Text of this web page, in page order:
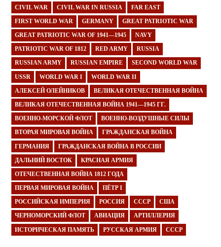
CIVIL WAR CIVIL WAR IN RUSSIA FAR EAST
FIRST WORLD WAR GERMANY GREAT PATRIOTIC WAR
GREAT PATRIOTIC WAR OF 1941—1945 NAVY
PATRIOTIC WAR OF 1812 RED ARMY RUSSIA
RUSSIAN ARMY RUSSIAN EMPIRE SECOND WORLD WAR
USSR WORLD WAR I WORLD WAR II
АЛЕКСЕЙ ОЛЕЙНИКОВ ВЕЛИКАЯ ОТЕЧЕСТВЕННАЯ ВОЙНА
ВЕЛИКАЯ ОТЕЧЕСТВЕННАЯ ВОЙНА 1941—1945 ГГ.
ВОЕННО-МОРСКОЙ ФЛОТ ВОЕННО-ВОЗДУШНЫЕ СИЛЫ
ВТОРАЯ МИРОВАЯ ВОЙНА ГРАЖДАНСКАЯ ВОЙНА
ГЕРМАНИЯ ГРАЖДАНСКАЯ ВОЙНА В РОССИИ
ДАЛЬНИЙ ВОСТОК КРАСНАЯ АРМИЯ
ОТЕЧЕСТВЕННАЯ ВОЙНА 1812 ГОДА
ПЕРВАЯ МИРОВАЯ ВОЙНА ПЁТР I
РОССИЙСКАЯ ИМПЕРИЯ РОССИЯ СССР США
ЧЕРНОМОРСКИЙ ФЛОТ АВИАЦИЯ АРТИЛЛЕРИЯ
ИСТОРИЧЕСКАЯ ПАМЯТЬ РУССКАЯ АРМИЯ СССР